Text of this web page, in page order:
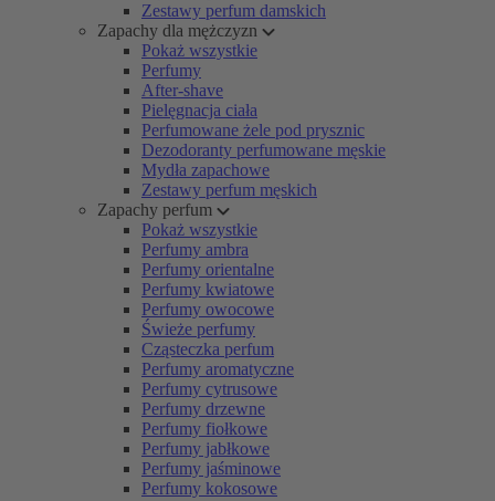
Zestawy perfum damskich
Zapachy dla mężczyzn
Pokaż wszystkie
Perfumy
After-shave
Pielęgnacja ciała
Perfumowane żele pod prysznic
Dezodoranty perfumowane męskie
Mydła zapachowe
Zestawy perfum męskich
Zapachy perfum
Pokaż wszystkie
Perfumy ambra
Perfumy orientalne
Perfumy kwiatowe
Perfumy owocowe
Świeże perfumy
Cząsteczka perfum
Perfumy aromatyczne
Perfumy cytrusowe
Perfumy drzewne
Perfumy fiołkowe
Perfumy jabłkowe
Perfumy jaśminowe
Perfumy kokosowe